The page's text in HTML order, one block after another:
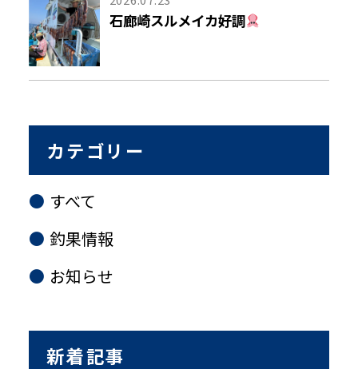
石廊崎スルメイカ好調
カテゴリー
すべて
釣果情報
お知らせ
新着記事